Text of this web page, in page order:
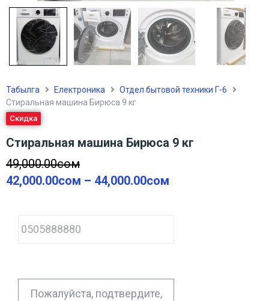
Табылга Електроника
Отдел бытовой техники Г-6
Стиральная машина Бирюса 9 кг
Скидка
Стиральная машина Бирюса 9 кг
49,000.00сом
42,000.00сом – 44,000.00сом
h
o
*
Пожалуйста, подтвердите,